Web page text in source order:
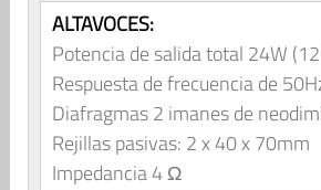
ALTAVOCES:
Potencia de salida total 24W
Respuesta de frecuencia de
Diafragmas 2 imanes de
Rejillas pasivas: 2 x 40 x 70mm
Impedancia 4 Ω